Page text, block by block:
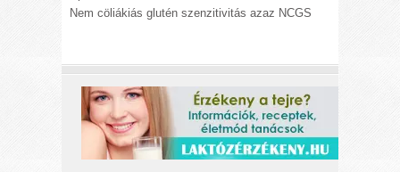
Nem cöliákiás glutén szenzitivitás azaz NCGS